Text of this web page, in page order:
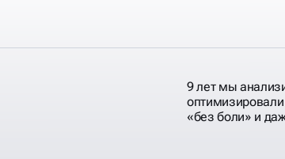
9 лет мы
«без боли» и